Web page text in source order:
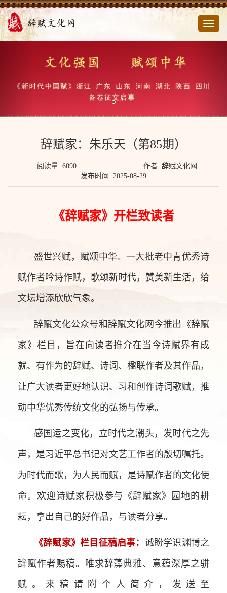
切
辞赋家：朱乐天（第85期）
阅读量: 6090
作者: 辞赋文化网
发布时间: 2025-08-29
《辞赋家》开栏致读者
盛世兴赋，赋颂中华。一大批老中青优秀诗
赋作者吟诗作赋，歌颂新时代，赞美新生活，给
文坛增添欣欣气象。
辞赋文化公众号和辞赋文化网今推出《辞赋
家》栏目，旨在向读者推介在当今诗赋界有成
就、有作为的辞赋、诗词、楹联作者及其作品，
让广大读者更好地认识、习和创作诗词歌赋，推
动中华优秀传统文化的弘扬与传承。
感国运之变化，立时代之潮头，发时代之先
声，是习近平总书记对文艺工作者的殷切嘱托。
为时代而歌，为人民而赋，是诗赋作者的文化使
命。欢迎诗赋家积极参与《辞赋家》园地的耕
耘，拿出自己的好作品，与读者分享。
《辞赋家》栏目征稿启事： 诚盼学识渊博之
辞赋作者赐稿。唯求辞藻典雅、意蕴深厚之骈
赋。来稿请附个人简介，发送至